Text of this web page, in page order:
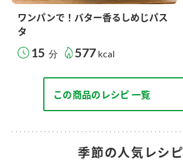
ワンパンで！バター香るしめじパス
タ
15 分 577 kcal
この商品のレシピ 一覧
季節の人気レシピ